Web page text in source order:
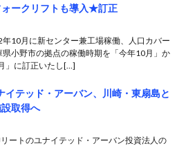
ークリフトも導入★訂正
10月に新センター兼工場稼働、人口カバー
小野市の拠点の稼働時期を「今年10月」か
」に訂正いたし[…]
イテッド・アーバン、川崎・東扇島と
取得へ
ートのユナイテッド・アーバン投資法人の